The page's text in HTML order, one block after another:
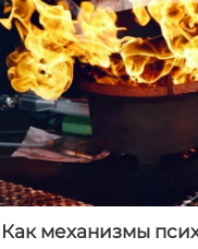
Как механизмы